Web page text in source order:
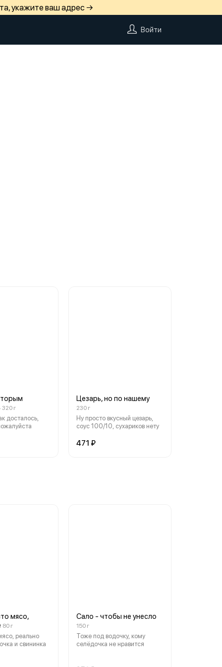
укажите ваш адрес →
Войти
320 г
досталось,
Цезарь, но по нашему
230 г
Ну просто вкусный цезарь,
соус 100/10, сухариков нету
471 ₽
мясо,
80 г
реально
и свининка
Сало - чтобы не унесло
150 г
Тоже под водочку, кому
селёдочка не нравится